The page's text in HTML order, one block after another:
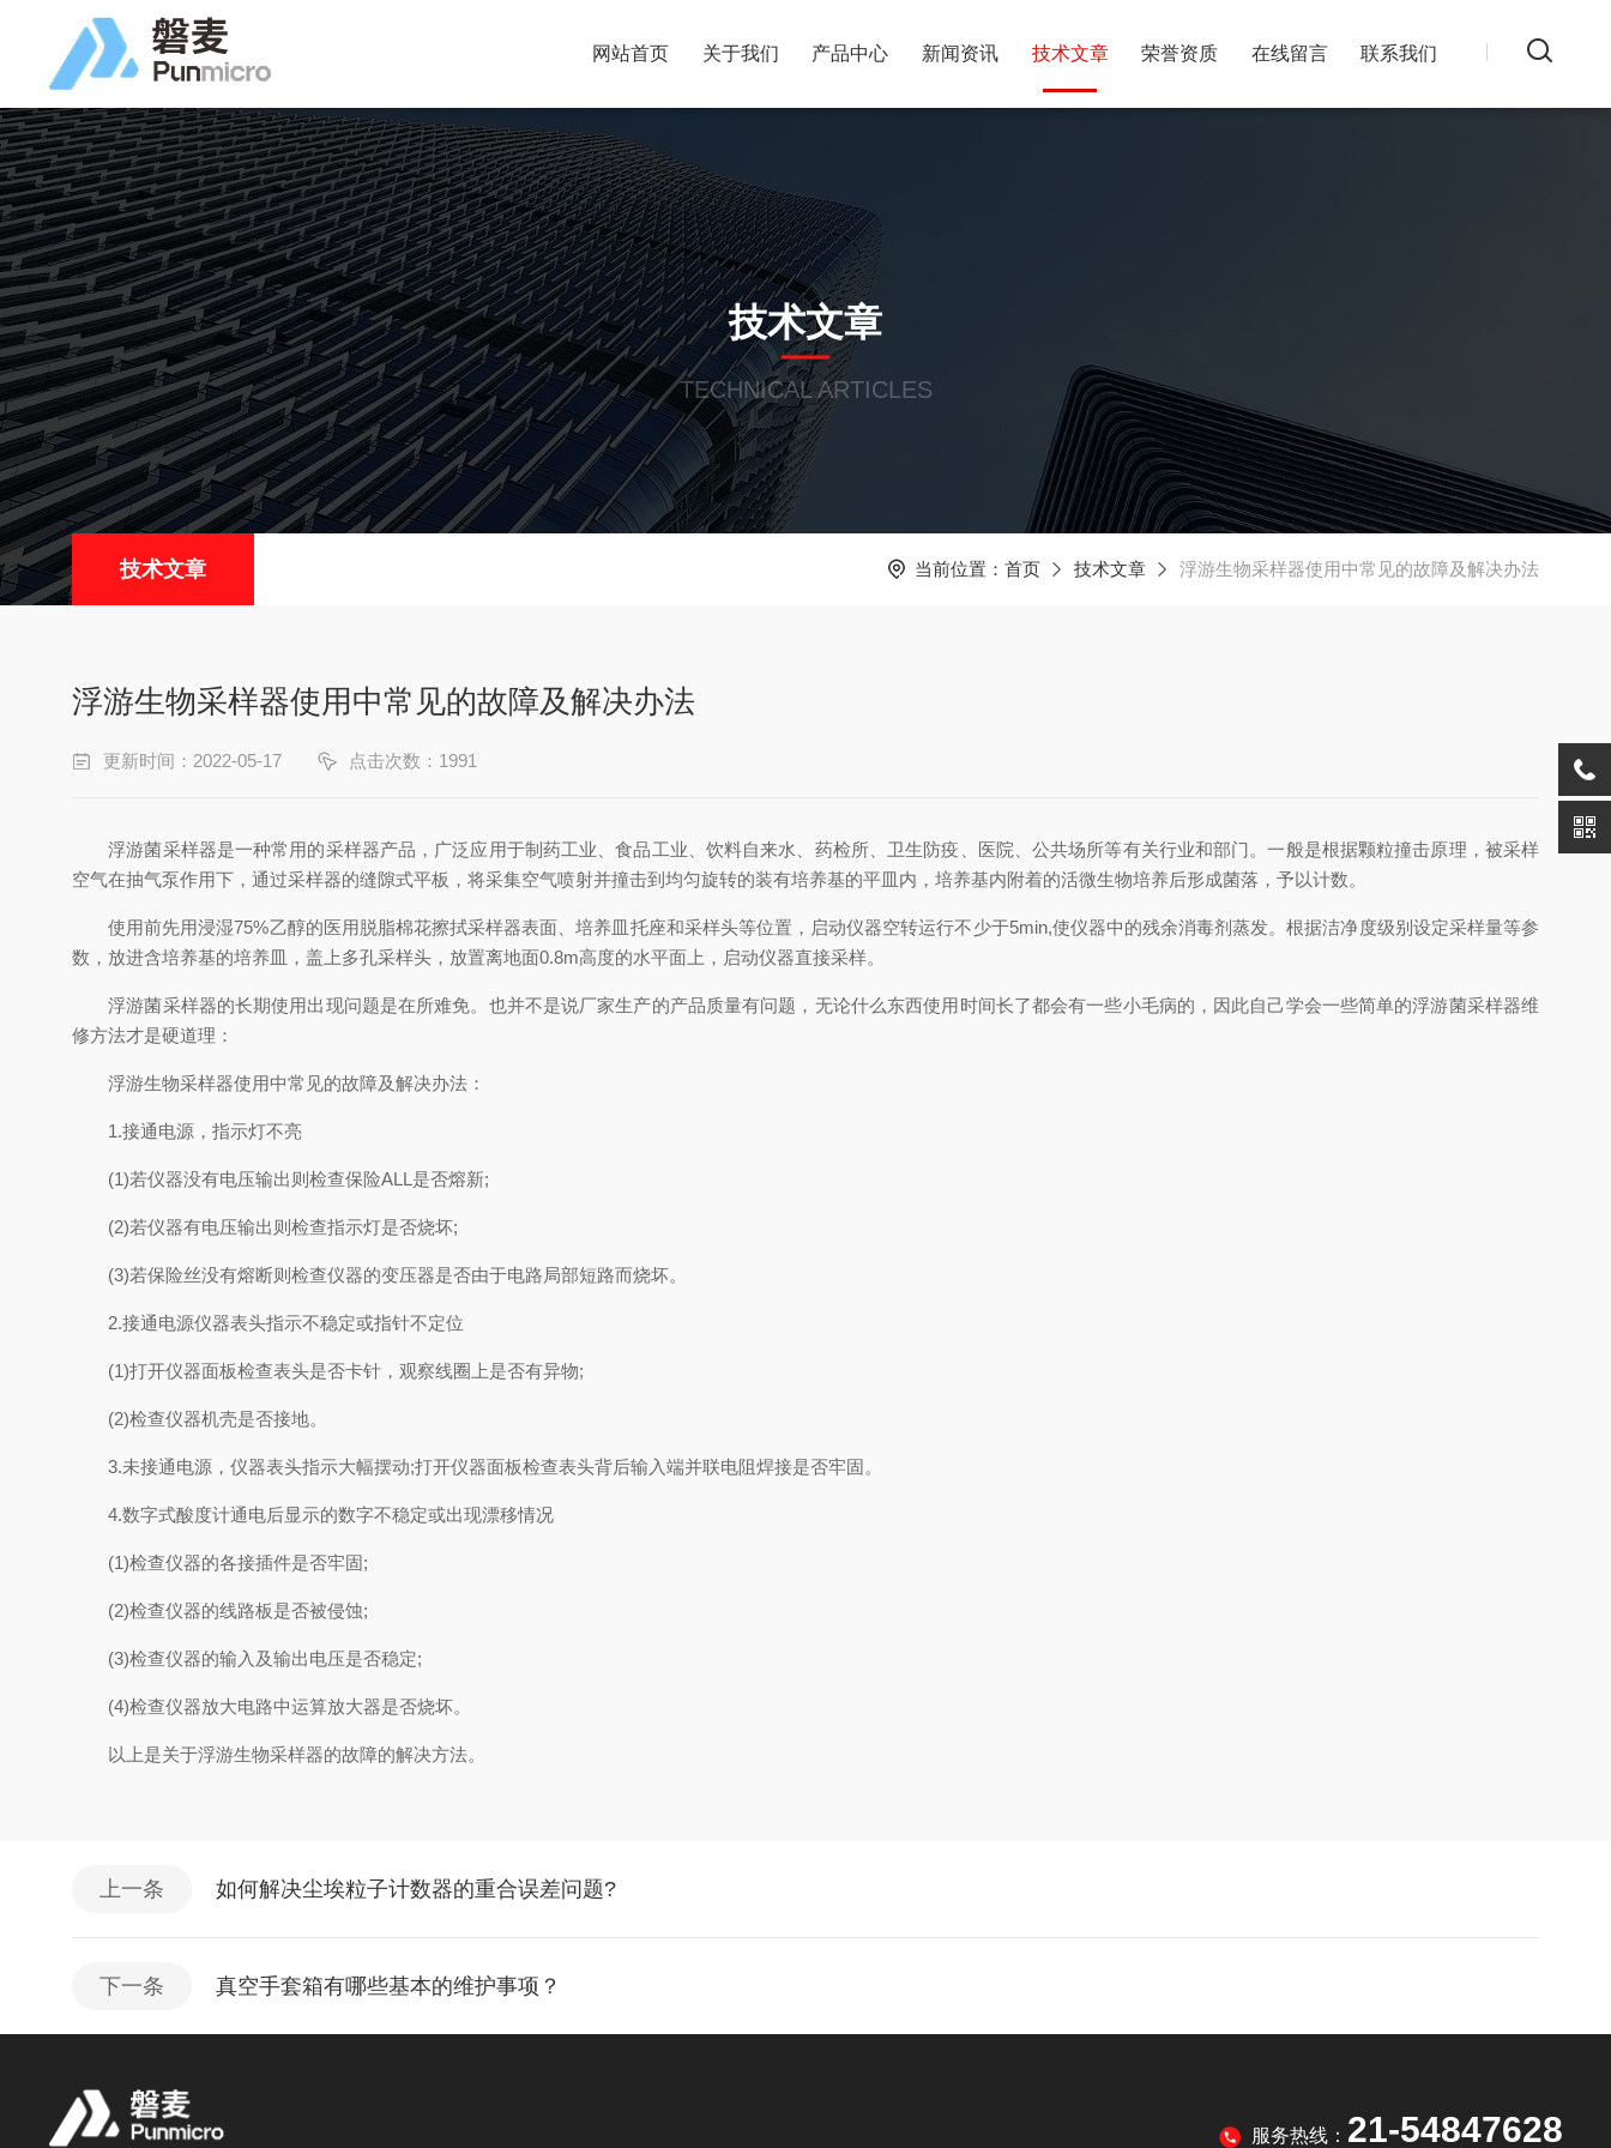
网站首页 关于我们 产品中心 新闻资讯 技术文章 荣誉资质 在线留言 联系我们
技术文章
TECHNICAL ARTICLES
技术文章 当前位置： 首页 技术文章 浮游生物采样器使用中常见的故障及解决办法
浮游生物采样器使用中常见的故障及解决办法
更新时间：2022-05-17 点击次数：1991
浮游菌采样器是一种常用的采样器产品，广泛应用于制药工业、食品工业、饮料自来水、药检所、卫生防疫、医院、公共场所等有关行业和部门。一般是根据颗粒撞击原理，被采样
空气在抽气泵作用下，通过采样器的缝隙式平板，将采集空气喷射并撞击到均匀旋转的装有培养基的平皿内，培养基内附着的活微生物培养后形成菌落，予以计数。
使用前先用浸湿75%乙醇的医用脱脂棉花擦拭采样器表面、培养皿托座和采样头等位置，启动仪器空转运行不少于5min,使仪器中的残余消毒剂蒸发。根据洁净度级别设定采样量等参
数，放进含培养基的培养皿，盖上多孔采样头，放置离地面0.8m高度的水平面上，启动仪器直接采样。
浮游菌采样器的长期使用出现问题是在所难免。也并不是说厂家生产的产品质量有问题，无论什么东西使用时间长了都会有一些小毛病的，因此自己学会一些简单的浮游菌采样器维
修方法才是硬道理：
浮游生物采样器使用中常见的故障及解决办法：
1.接通电源，指示灯不亮
(1)若仪器没有电压输出则检查保险ALL是否熔新;
(2)若仪器有电压输出则检查指示灯是否烧坏;
(3)若保险丝没有熔断则检查仪器的变压器是否由于电路局部短路而烧坏。
2.接通电源仪器表头指示不稳定或指针不定位
(1)打开仪器面板检查表头是否卡针，观察线圈上是否有异物;
(2)检查仪器机壳是否接地。
3.未接通电源，仪器表头指示大幅摆动;打开仪器面板检查表头背后输入端并联电阻焊接是否牢固。
4.数字式酸度计通电后显示的数字不稳定或出现漂移情况
(1)检查仪器的各接插件是否牢固;
(2)检查仪器的线路板是否被侵蚀;
(3)检查仪器的输入及输出电压是否稳定;
(4)检查仪器放大电路中运算放大器是否烧坏。
以上是关于浮游生物采样器的故障的解决方法。
上一条 如何解决尘埃粒子计数器的重合误差问题?
下一条 真空手套箱有哪些基本的维护事项？
服务热线： 21-54847628